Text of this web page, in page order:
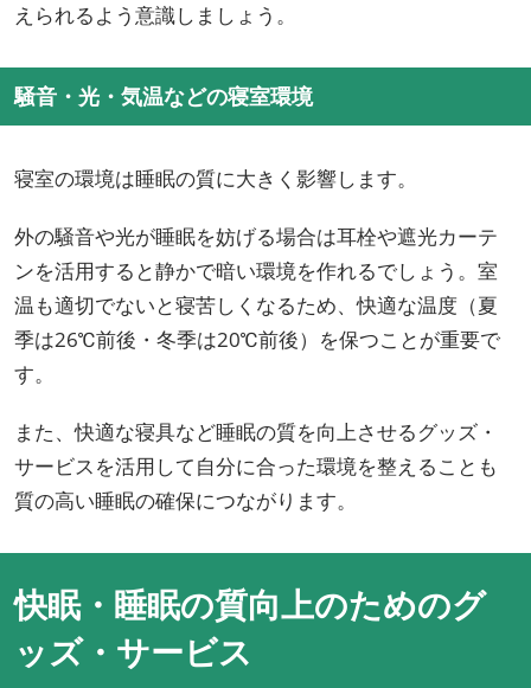
えられるよう意識しましょう。
騒音・光・気温などの寝室環境
寝室の環境は睡眠の質に大きく影響します。
外の騒音や光が睡眠を妨げる場合は耳栓や遮光カーテ
ンを活用すると静かで暗い環境を作れるでしょう。室
温も適切でないと寝苦しくなるため、快適な温度（夏
季は26℃前後・冬季は20℃前後）を保つことが重要で
す。
また、快適な寝具など睡眠の質を向上させるグッズ・
サービスを活用して自分に合った環境を整えることも
質の高い睡眠の確保につながります。
快眠・睡眠の質向上のためのグ
ッズ・サービス